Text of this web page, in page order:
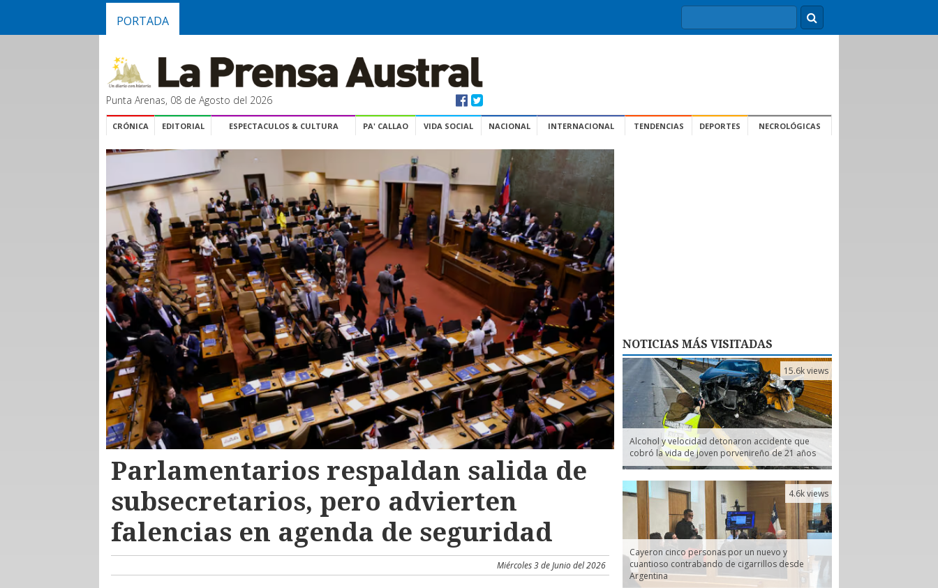
PORTADA
Punta Arenas, 08 de Agosto del 2026
CRÓNICA EDITORIAL ESPECTACULOS & CULTURA PA' CALLAO VIDA SOCIAL NACIONAL INTERNACIONAL TENDENCIAS DEPORTES NECROLÓGICAS
Parlamentarios respaldan salida de
subsecretarios, pero advierten
falencias en agenda de seguridad
Miércoles 3 de Junio del 2026
NOTICIAS MÁS VISITADAS
Alcohol y velocidad detonaron accidente que
cobró la vida de joven porvenireño de 21 años
15.6k views
Cayeron cinco personas por un nuevo y
cuantioso contrabando de cigarrillos desde
Argentina
4.6k views